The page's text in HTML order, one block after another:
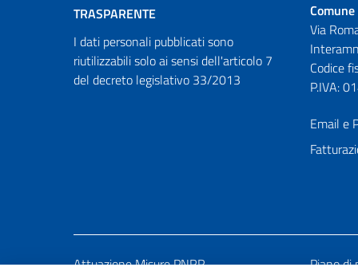
TRASPARENTE
I dati personali pubblicati sono
riutilizzabili solo ai sensi dell'articolo 7
del decreto legislativo 33/2013
Via
Codice
P.IVA:
Email e
Attuazione Misure PNRR Piano di